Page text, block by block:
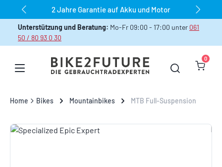
Zum Hauptinhalt springen2 Jahre Garantie auf Akku und Motor
Unterstützung und Beratung: Mo-Fr 09:00 - 17:00 unter 061
50 / 80 93 0 30
0
Home Bikes Mountainbikes MTB Full-Suspension
Bildergalerie überspringen